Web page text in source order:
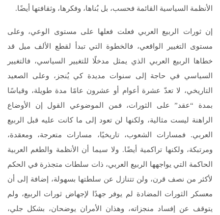
الأنظمة السياسية القائمة فحسب، بل بُناها، وفكرها، وثقافتها أيضًا.
إن ثورات الربيع العربي فعلت فعلها على مستوى الوعي، وعلى
مستوى التغيير الواقعي، فالخطوة التي تبدأ لقطع الألف ميل قد
خطاها الربيع العربي الذي يمثل مدخلًا للتغيير السياسي، فالتغيير
السياسي في حاجة إلى سنوات مديدة كي يُنجز، وعلى الصعيد
التاريخي، لا تعدّ عشرة أعوام أو عشرون عامًا مدة طويلة، وقياسًا
بمدة “عقد” على الثورات، فمن الموضوعي القول إن الأوضاع
الراهنة ليست مثالية، ولكنها لن تعود إلى ما كانت عليه قبل الربيع
العربي. فمسارات الشعوب، تاريخيًا، مسارات متعرجة، ومعقدة،
ومرتبكة، ولكنها تراكمية أيضًا. ولا سيما أن الأنظمة والطغم العربية
الحاكمة التي يواجهها الربيع العربي، ذات سلطات متجذرة في الحكم
لأكثر من نصف قرن، ولن تتنازل عن سلطتها بسهولة، إضافة إلى أن
معسكر الثورات المضادة لم يوفر جهدًا لإجهاض ثورات الربيع، ولم
يتوقف عن إفساد منجزاته، وهذان الأمران يوضحان، بشكل جلي،